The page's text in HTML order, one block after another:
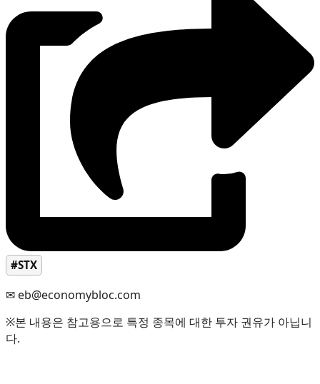
#STX
✉ eb@economybloc.com
※본 내용은 참고용으로 특정 종목에 대한 투자 권유가 아닙니
다.